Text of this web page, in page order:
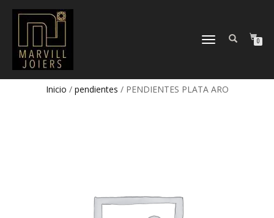
TOGGLE
0
Inicio / pendientes / PENDIENTES PLATA ARO